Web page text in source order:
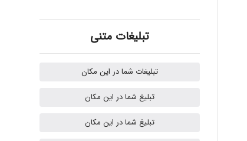
ilhan200
تبلیغات متنی
تبلیغات شما در این مکان
تبلیغ شما در این مکان
تبلیغ شما در این مکان